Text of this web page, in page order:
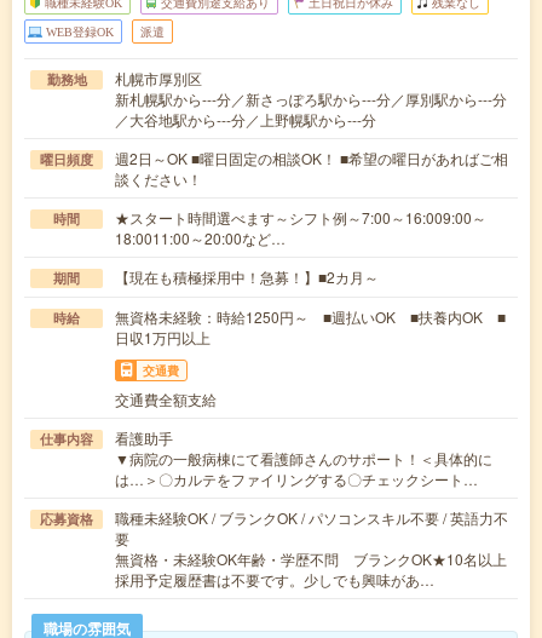
職種未経験OK 交通費別途支給あり 土日祝日が休み 残業なし
WEB登録OK 派遣
勤務地
札幌市厚別区
新札幌駅から---分／新さっぽろ駅から---分／厚別駅から---分
／大谷地駅から---分／上野幌駅から---分
曜日頻度
週2日～OK ■曜日固定の相談OK！ ■希望の曜日があればご相
談ください！
時間
★スタート時間選べます～シフト例～7:00～16:009:00～
18:0011:00～20:00など…
期間 【現在も積極採用中！急募！】■2カ月～
時給
無資格未経験：時給1250円～ ■週払いOK ■扶養内OK ■
日収1万円以上
交通費
交通費全額支給
仕事内容
看護助手
▼病院の一般病棟にて看護師さんのサポート！＜具体的に
は…＞〇カルテをファイリングする〇チェックシート…
応募資格
職種未経験OK / ブランクOK / パソコンスキル不要 / 英語力不
要
無資格・未経験OK年齢・学歴不問 ブランクOK★10名以上
採用予定履歴書は不要です。少しでも興味があ…
職場の雰囲気